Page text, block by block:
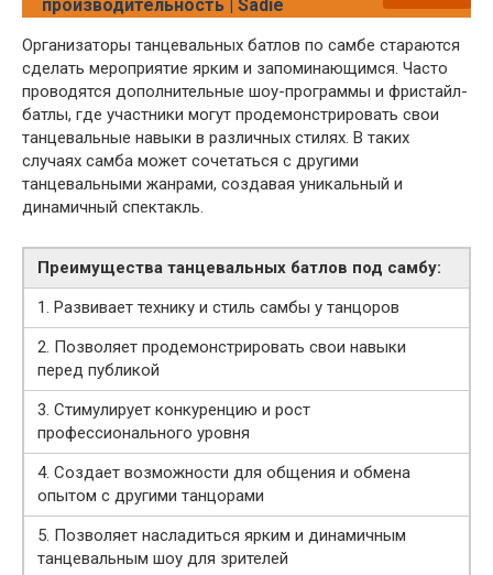
производительность | Sadie
Организаторы танцевальных батлов по самбе стараются
сделать мероприятие ярким и запоминающимся. Часто
проводятся дополнительные шоу-программы и фристайл-
батлы, где участники могут продемонстрировать свои
танцевальные навыки в различных стилях. В таких
случаях самба может сочетаться с другими
танцевальными жанрами, создавая уникальный и
динамичный спектакль.
Преимущества танцевальных батлов под самбу:
1. Развивает технику и стиль самбы у танцоров
2. Позволяет продемонстрировать свои навыки
перед публикой
3. Стимулирует конкуренцию и рост
профессионального уровня
4. Создает возможности для общения и обмена
опытом с другими танцорами
5. Позволяет насладиться ярким и динамичным
танцевальным шоу для зрителей